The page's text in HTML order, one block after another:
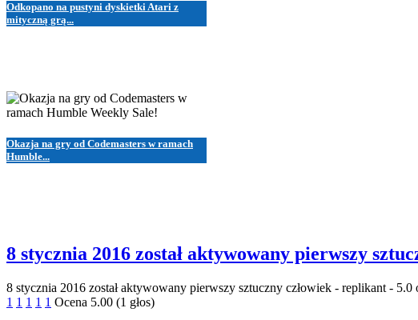
Odkopano na pustyni dyskietki Atari z
mityczną grą...
Okazja na gry od Codemasters w ramach
Humble...
8 stycznia 2016 został aktywowany pierwszy
8 stycznia 2016 został aktywowany pierwszy sztuczny człowiek - replikant - 5.0
1 1 1 1 1 Ocena 5.00 (1 głos)